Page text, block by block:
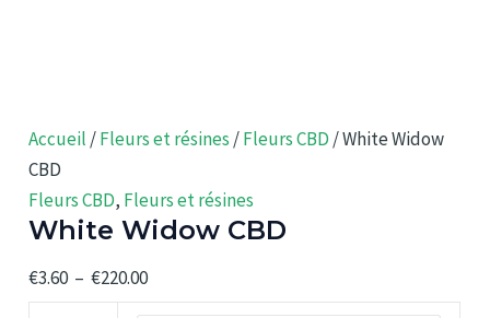
Accueil /Fleurs et résines /Fleurs CBD / White Widow
CBD
Fleurs CBD, Fleurs et résines
White Widow CBD
€3.60 – €220.00Plage
de